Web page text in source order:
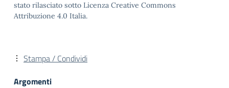
stato rilasciato sotto Licenza Creative Commons
Attribuzione 4.0 Italia.
Stampa / Condividi
Argomenti